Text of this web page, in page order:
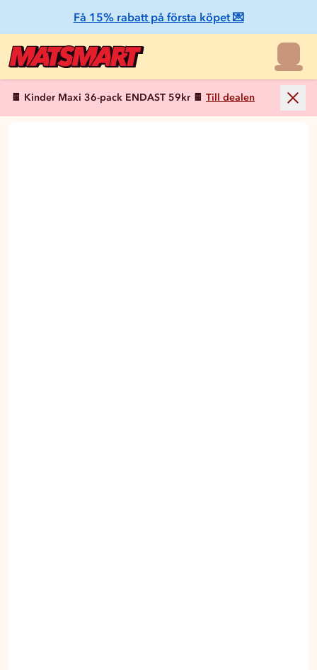
Få 15% rabatt på första köpet 💌
🍫 Kinder Maxi 36-pack ENDAST 59kr 🍫 Till dealen